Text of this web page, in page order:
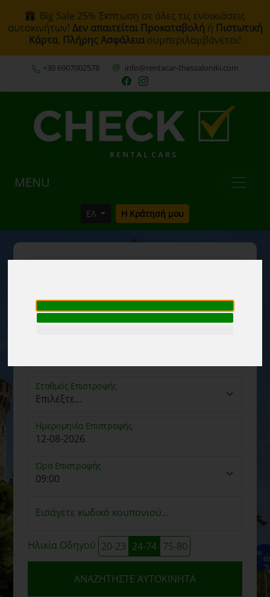
Big Sale 25% Έκπτωση σε όλες τις ενοικιάσεις
αυτοκινήτων! Δεν απαιτείται Προκαταβολή ή Πιστωτική
Κάρτα, Πλήρης Ασφάλεια συμπεριλαμβάνεται!
+30 6907002578 info@rentacar-thessaloniki.com
MENU
ΕΛ Η Κράτησή μου
Σταθμός Επιστροφής
Ημερομηνία Επιστροφής
Ώρα Επιστροφής
Εισάγετε κωδικό κουπονιού...
Ηλικία Οδηγού 20-23 24-74 75-80
ΑΝΑΖΗΤΉΣΤΕ ΑΥΤΟΚΊΝΗΤΑ